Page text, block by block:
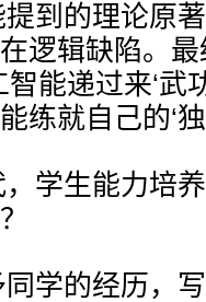
到的理论原
逻辑缺陷。
能递过来‘武
练就自己的‘独
学生能力培
学的经历，